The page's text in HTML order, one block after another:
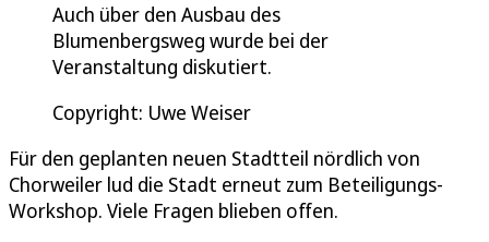
Auch über den Ausbau des
Blumenbergsweg wurde bei der
Veranstaltung diskutiert.
Copyright: Uwe Weiser
Für den geplanten neuen Stadtteil nördlich von
Chorweiler lud die Stadt erneut zum Beteiligungs-
Workshop. Viele Fragen blieben offen.